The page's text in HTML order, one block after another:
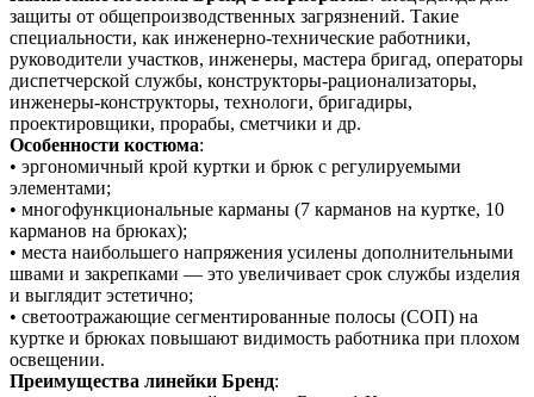
защиты от общепроизводственных загрязнений. Такие
специальности, как инженерно-технические работники,
руководители участков, инженеры, мастера бригад, операторы
диспетчерской службы, конструкторы-рационализаторы,
инженеры-конструкторы, технологи, бригадиры,
проектировщики, прорабы, сметчики и др.
Особенности костюма:
• эргономичный крой куртки и брюк с регулируемыми
элементами;
• многофункциональные карманы (7 карманов на куртке, 10
карманов на брюках);
• места наибольшего напряжения усилены дополнительными
швами и закрепками — это увеличивает срок службы изделия
и выглядит эстетично;
• светоотражающие сегментированные полосы (СОП) на
куртке и брюках повышают видимость работника при плохом
освещении.
Преимущества линейки Бренд: